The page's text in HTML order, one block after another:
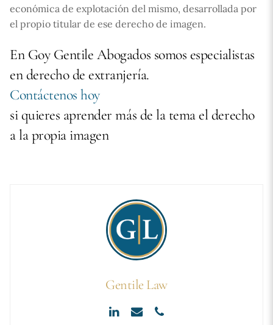
económica de explotación del mismo, desarrollada por
el propio titular de ese derecho de imagen.
En Goy Gentile Abogados somos especialistas
en derecho de extranjería.
Contáctenos hoy
si quieres aprender más de la tema el derecho
a la propia imagen
Gentile Law